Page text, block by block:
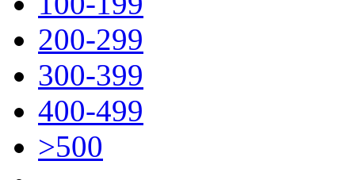
200-299
300-399
400-499
>500